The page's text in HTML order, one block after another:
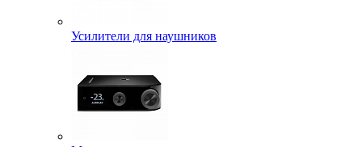
Усилители для наушников